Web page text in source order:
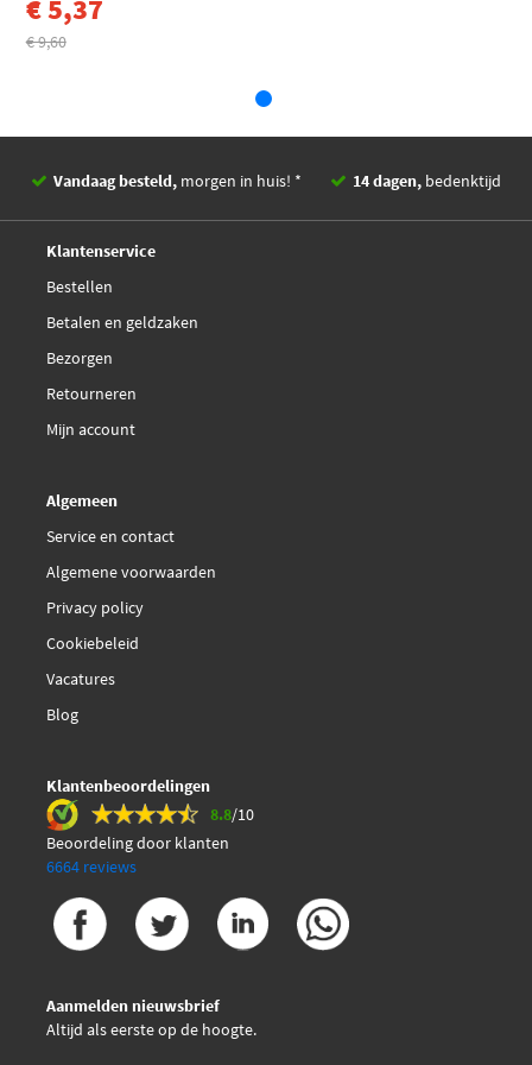
€ 5,37
€ 9,60
Vandaag besteld, morgen in huis! * 14 dagen, bedenktijd
Klantenservice
Bestellen
Betalen en geldzaken
Bezorgen
Retourneren
Mijn account
Algemeen
Service en contact
Algemene voorwaarden
Privacy policy
Cookiebeleid
Vacatures
Blog
Klantenbeoordelingen
8.8/10
Beoordeling door klanten
6664 reviews
Aanmelden nieuwsbrief
Altijd als eerste op de hoogte.